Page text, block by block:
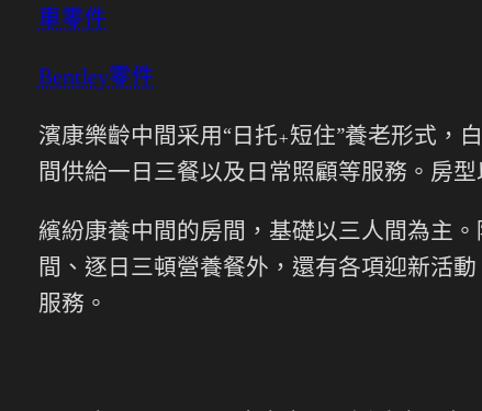
車零件
Bentley零件
濱康樂齡中間采用“日托+短住”養老形式，
間供給一日三餐以及日常照顧等服務。房
繽紛康養中間的房間，基礎以三人間為主
間、逐日三頓營養餐外，還有各項迎新活
服務。